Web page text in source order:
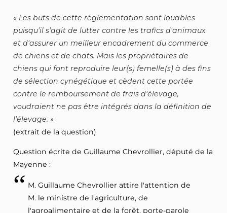
Les buts de cette réglementation sont louables
puisqu'il s'agit de lutter contre les trafics d'animaux
et d'assurer un meilleur encadrement du commerce
de chiens et de chats. Mais les propriétaires de
chiens qui font reproduire leur(s) femelle(s) à des fins
de sélection cynégétique et cèdent cette portée
contre le remboursement de frais d'élevage,
voudraient ne pas être intégrés dans la définition de
l'élevage.
(extrait de la question)
Question écrite de Guillaume Chevrollier, député de la
Mayenne :
M. Guillaume Chevrollier attire l'attention de
M. le ministre de l'agriculture, de
l'agroalimentaire et de la forêt, porte-parole